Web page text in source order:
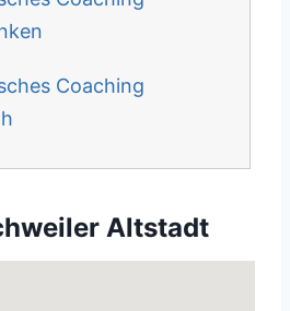
Coaching
Altstadt